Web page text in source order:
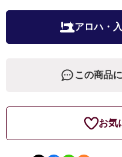
アロハ・
この商品
お気